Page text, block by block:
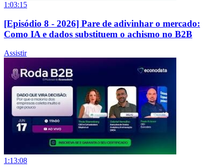
1:03:15
[Episódio 8 - 2026] Pare de adivinhar o mercado:
Como IA e dados substituem o achismo no B2B
Assistir
1:13:08